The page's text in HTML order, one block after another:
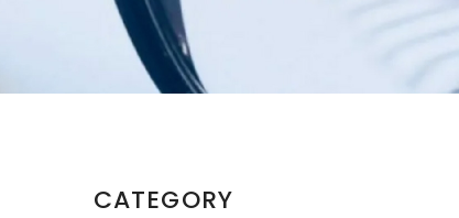
CATEGORY